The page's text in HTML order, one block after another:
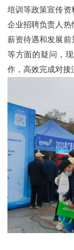
培训等政策宣传资
企业招聘负责人热
薪资待遇和发展前
等方面的疑问，
作，高效完成对接